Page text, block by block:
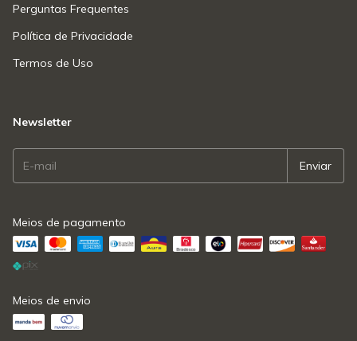
Perguntas Frequentes
Política de Privacidade
Termos de Uso
Newsletter
Meios de pagamento
Meios de envio